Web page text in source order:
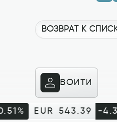
ВОЗВРАТ К
ВОЙТИ
EUR 543.39 -